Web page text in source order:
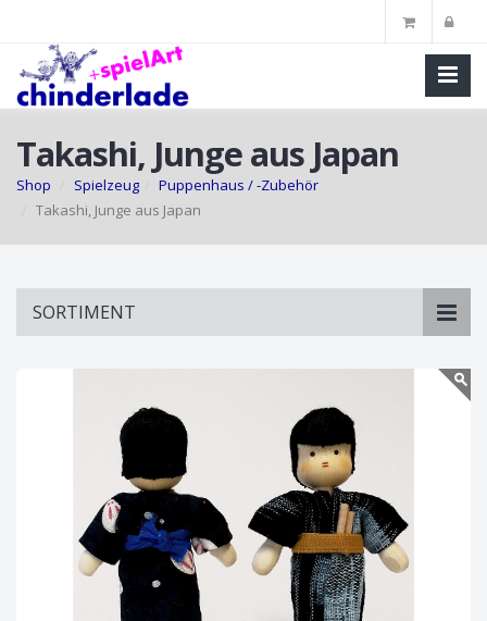
Takashi, Junge aus Japan
Shop Spielzeug
Puppenhaus / -Zubehör
Takashi, Junge aus Japan
SORTIMENT